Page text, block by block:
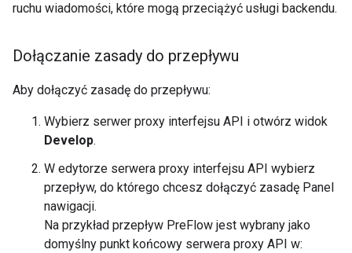
ruchu wiadomości, które mogą przeciążyć usługi backendu.
Dołączanie zasady do przepływu
Aby dołączyć zasadę do przepływu:
Wybierz serwer proxy interfejsu API i otwórz widok
Develop.
W edytorze serwera proxy interfejsu API wybierz
przepływ, do którego chcesz dołączyć zasadę Panel
nawigacji.
Na przykład przepływ PreFlow jest wybrany jako
domyślny punkt końcowy serwera proxy API w: